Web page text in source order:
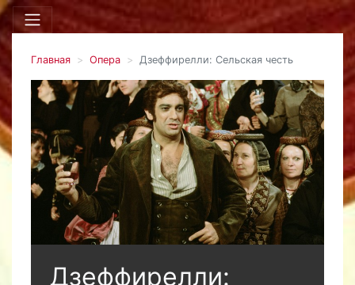
Главная Опера Дзеффирелли: Сельская честь
Дзеффирелли: